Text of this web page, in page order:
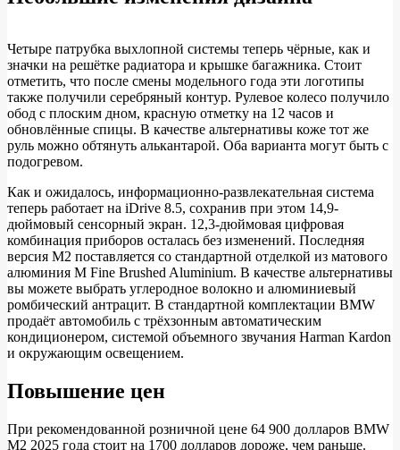
Четыре патрубка выхлопной системы теперь чёрные, как и
значки на решётке радиатора и крышке багажника. Стоит
отметить, что после смены модельного года эти логотипы
также получили серебряный контур. Рулевое колесо получило
обод с плоским дном, красную отметку на 12 часов и
обновлённые спицы. В качестве альтернативы коже тот же
руль можно обтянуть алькантарой. Оба варианта могут быть с
подогревом.
Как и ожидалось, информационно-развлекательная система
теперь работает на iDrive 8.5, сохранив при этом 14,9-
дюймовый сенсорный экран. 12,3-дюймовая цифровая
комбинация приборов осталась без изменений. Последняя
версия M2 поставляется со стандартной отделкой из матового
алюминия M Fine Brushed Aluminium. В качестве альтернативы
вы можете выбрать углеродное волокно и алюминиевый
ромбический антрацит. В стандартной комплектации BMW
продаёт автомобиль с трёхзонным автоматическим
кондиционером, системой объемного звучания Harman Kardon
и окружающим освещением.
Повышение цен
При рекомендованной розничной цене 64 900 долларов BMW
M2 2025 года стоит на 1700 долларов дороже, чем раньше.